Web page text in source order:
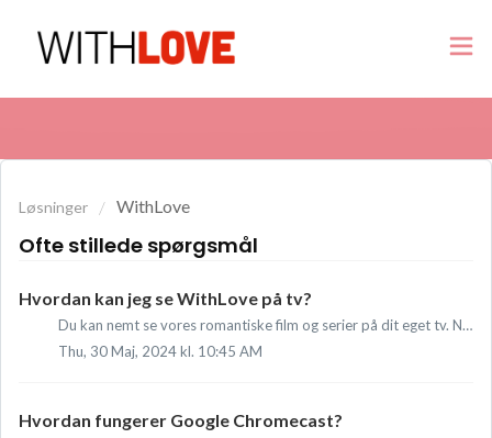
Løsninger WithLove
Ofte stillede spørgsmål
Hvordan kan jeg se WithLove på tv?
Du kan nemt se vores romantiske film og serier på dit eget tv. Nedenfor forklarer vi for hver enhed, hvordan du kan se dine yndlingsfilm og -serier på dit e...
Thu, 30 Maj, 2024 kl. 10:45 AM
Hvordan fungerer Google Chromecast?